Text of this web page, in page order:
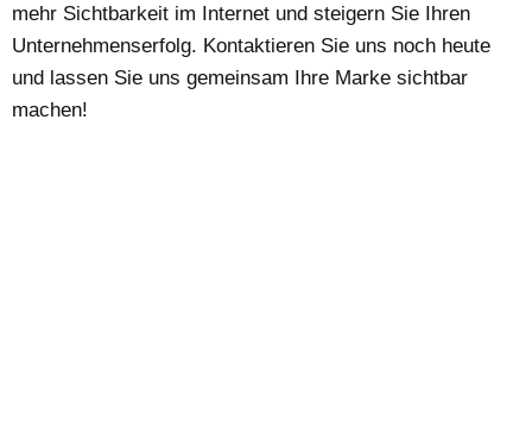
mehr Sichtbarkeit im Internet und steigern Sie Ihren
Unternehmenserfolg. Kontaktieren Sie uns noch heute
und lassen Sie uns gemeinsam Ihre Marke sichtbar
machen!